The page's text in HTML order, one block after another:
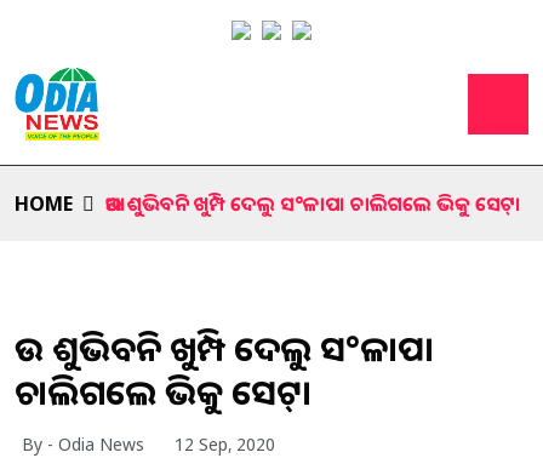
HOME ଆଉ ଶୁଭିବନି ଖୁମ୍ପି ଦେଲୁ ସ°ଳାପ। ଚାଲିଗଲେ ଭିକୁ ସେଟ୍।
ଆଉ ଶୁଭିବନି ଖୁମ୍ପି ଦେଲୁ ସ°ଳାପ।
ଚାଲିଗଲେ ଭିକୁ ସେଟ୍।
By - Odia News 12 Sep, 2020